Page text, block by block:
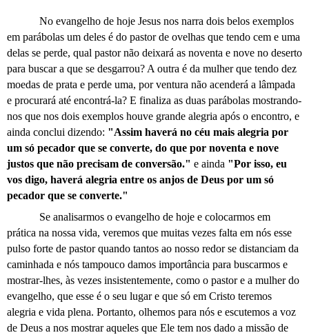
No evangelho de hoje Jesus nos narra dois belos exemplos
em parábolas um deles é do pastor de ovelhas que tendo cem e uma
delas se perde, qual pastor não deixará as noventa e nove no deserto
para buscar a que se desgarrou? A outra é da mulher que tendo dez
moedas de prata e perde uma, por ventura não acenderá a lâmpada
e procurará até encontrá-la? E finaliza as duas parábolas mostrando-
nos que nos dois exemplos houve grande alegria após o encontro, e
ainda conclui dizendo: "Assim haverá no céu mais alegria por
um só pecador que se converte, do que por noventa e nove
justos que não precisam de conversão." e ainda "Por isso, eu
vos digo, haverá alegria entre os anjos de Deus por um só
pecador que se converte."
Se analisarmos o evangelho de hoje e colocarmos em
prática na nossa vida, veremos que muitas vezes falta em nós esse
pulso forte de pastor quando tantos ao nosso redor se distanciam da
caminhada e nós tampouco damos importância para buscarmos e
mostrar-lhes, às vezes insistentemente, como o pastor e a mulher do
evangelho, que esse é o seu lugar e que só em Cristo teremos
alegria e vida plena. Portanto, olhemos para nós e escutemos a voz
de Deus a nos mostrar aqueles que Ele tem nos dado a missão de